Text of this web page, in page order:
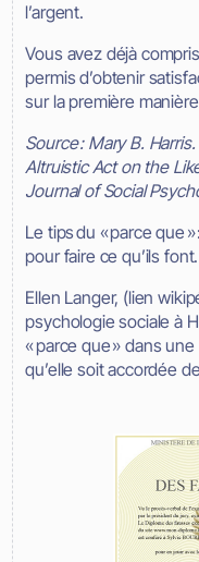
l’argent.
Vous avez déjà
permis d’obtenir
sur la première
Source : Mary B.
Altruistic Act on the
Journal of Social
Le tips du « parce que
pour faire ce qu’ils font.
Ellen Langer, (lien
psychologie sociale à
« parce que » dans
qu’elle soit accordée